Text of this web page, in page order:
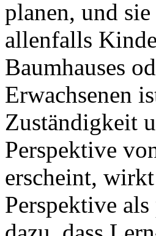
planen, und
allenfalls
Baumhauses
Erwachsenen
Zuständigkeit
Perspektive
erscheint,
Perspektive